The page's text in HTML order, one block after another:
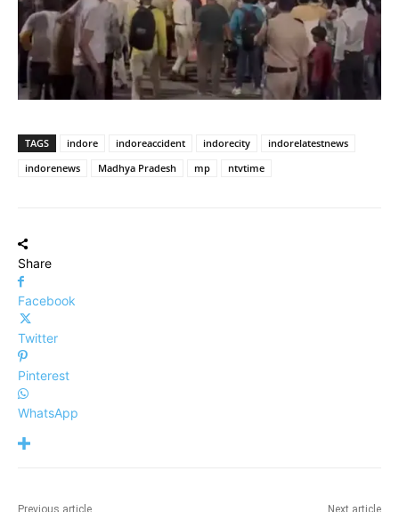
TAGS indore indoreaccident indorecity
indorelatestnews
indorenews
Madhya Pradesh mp ntvtime
Share
Facebook
Twitter
Pinterest
WhatsApp
Previous article Next article